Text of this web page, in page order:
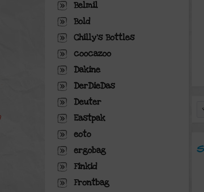
Belmil
Bold
Chilly's Bottles
coocazoo
Dakine
DerDieDas
Deuter
Eastpak
eoto
ergobag
Finkid
Frontbag